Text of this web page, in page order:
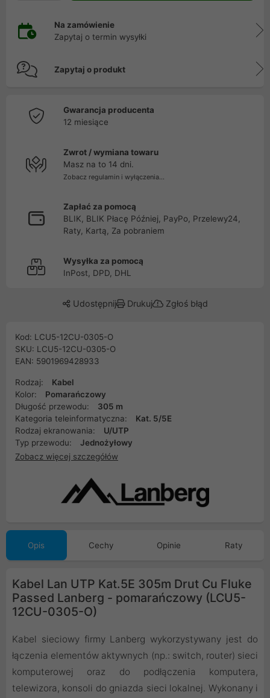
Na zamówienie
Zapytaj o termin wysyłki
Zapytaj o produkt
Gwarancja producenta
12 miesiące
Zwrot / wymiana towaru
Masz na to 14 dni.
Zobacz regulamin i wyłączenia...
Zapłać za pomocą
BLIK, BLIK Płacę Później, PayPo, Przelewy24,
Raty, Kartą, Za pobraniem
Wysyłka za pomocą
InPost, DPD, DHL
Udostępnij Drukuj Zgłoś błąd
Kod: LCU5-12CU-0305-O
SKU: LCU5-12CU-0305-O
EAN: 5901969428933
Rodzaj:
Kabel
Kolor:
Pomarańczowy
Długość przewodu:
305 m
Kategoria teleinformatyczna:
Kat. 5/5E
Rodzaj ekranowania:
U/UTP
Typ przewodu:
Jednożyłowy
Zobacz więcej szczegółów
Opis Cechy Opinie Raty
Kabel Lan UTP Kat.5E 305m Drut Cu Fluke
Passed Lanberg - pomarańczowy (LCU5-
12CU-0305-O)
Kabel sieciowy firmy Lanberg wykorzystywany jest do
łączenia elementów aktywnych (np.: switch, router) sieci
komputerowej oraz do podłączenia komputera,
telewizora, konsoli do gniazda sieci lokalnej. Wykonany i